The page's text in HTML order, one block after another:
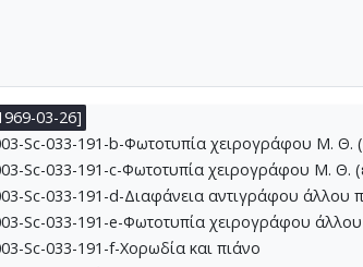
189-Αρκαδία II, (2) Το παζάρι του φονιά [1969-
191-Επιφάνια - Αβέρωφ [1969-3-26]
Sc-033-191-a-Xειρόγραφα σχέδια
03-26]
Sc-033-191-b-Φωτοτυπία χειρογράφου Μ. Θ.
Sc-033-191-c-Φωτοτυπία χειρογράφου Μ. Θ.
Sc-033-191-d-Διαφάνεια αντιγράφου άλλου
Sc-033-191-e-Φωτοτυπία χειρογράφου
Sc-033-191-f-Χορωδία και πιάνο